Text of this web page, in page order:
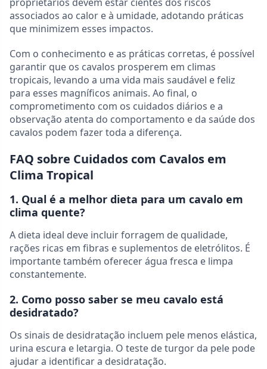
associados ao calor e à umidade, adotando práticas
que minimizem esses impactos.
Com o conhecimento e as práticas corretas, é possível
garantir que os cavalos prosperem em climas
tropicais, levando a uma vida mais saudável e feliz
para esses magníficos animais. Ao final, o
comprometimento com os cuidados diários e a
observação atenta do comportamento e da saúde dos
cavalos podem fazer toda a diferença.
FAQ sobre Cuidados com Cavalos em
Clima Tropical
1. Qual é a melhor dieta para um cavalo em
clima quente?
A dieta ideal deve incluir forragem de qualidade,
rações ricas em fibras e suplementos de eletrólitos. É
importante também oferecer água fresca e limpa
constantemente.
2. Como posso saber se meu cavalo está
desidratado?
Os sinais de desidratação incluem pele menos elástica,
urina escura e letargia. O teste de turgor da pele pode
ajudar a identificar a desidratação.